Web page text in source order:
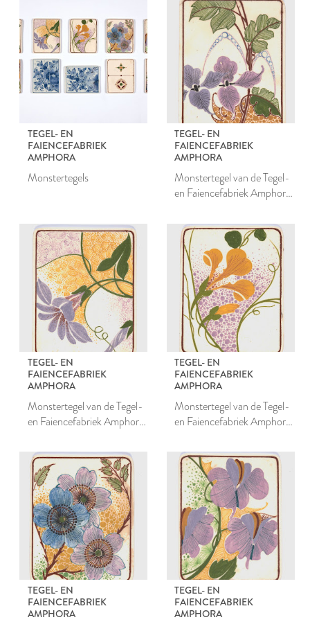
TEGEL- EN
FAIENCEFABRIEK
AMPHORA
Monstertegels
TEGEL- EN
FAIENCEFABRIEK
AMPHORA
Monstertegel van de Tegel-
en Faiencefabriek Amphora
TEGEL- EN
FAIENCEFABRIEK
AMPHORA
Monstertegel van de Tegel-
en Faiencefabriek Amphora
TEGEL- EN
FAIENCEFABRIEK
AMPHORA
Monstertegel van de Tegel-
en Faiencefabriek Amphora
TEGEL- EN
FAIENCEFABRIEK
AMPHORA
TEGEL- EN
FAIENCEFABRIEK
AMPHORA